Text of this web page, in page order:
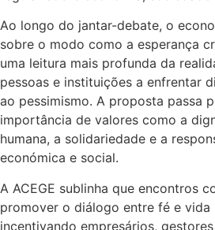
Ao longo do jantar-debate, o
sobre o modo como a esperança
uma leitura mais profunda da
pessoas e instituições a enfrentar
ao pessimismo. A proposta passa
importância de valores como a
humana, a solidariedade e a
económica e social.
A ACEGE sublinha que encontros
promover o diálogo entre fé e vida
incentivando empresários,